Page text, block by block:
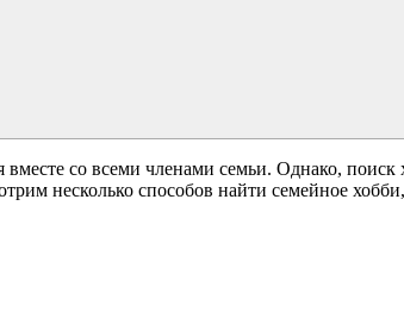
со всеми членами семьи. Однако, поиск
несколько способов найти семейное